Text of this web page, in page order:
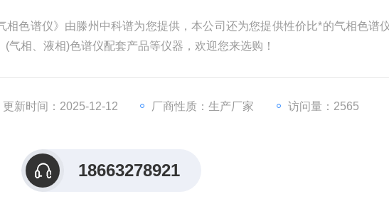
相色谱仪》由滕州中科谱为您提供，本公司还为您提供性价比*的气相色谱
气相、液相)色谱仪配套产品等仪器，欢迎您来选购！
更新时间：2025-12-12 厂商性质：生产厂家 访问量：2565
18663278921